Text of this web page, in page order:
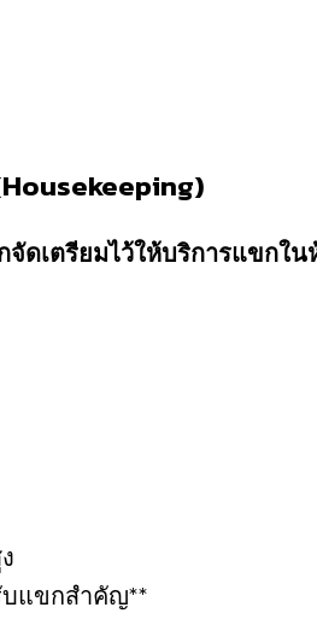
ดเตรียมไว้ให้บริการแขกใ
บแขกสำคัญ**